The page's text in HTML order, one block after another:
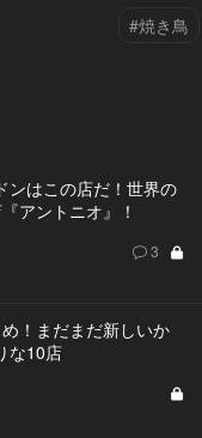
#焼き鳥
ンはこの店だ！世界の
アントニオ』！
3
！まだまだ新しいか
な10店